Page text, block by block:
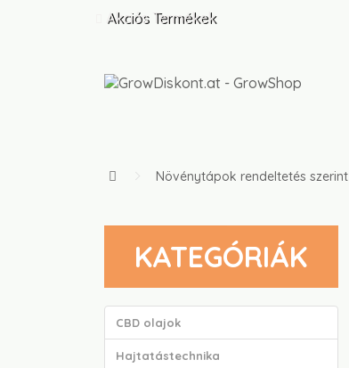
Akciós Termékek
Növénytápok rendeltetés szerint
KATEGÓRIÁK
CBD olajok
Hajtatástechnika